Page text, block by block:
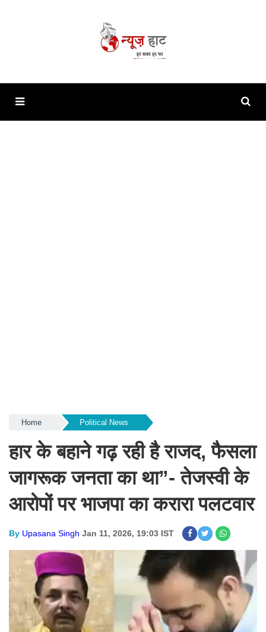
Home Political News
हार के बहाने गढ़ रही है राजद, फैसला
जागरूक जनता का था”- तेजस्वी के
आरोपों पर भाजपा का करारा पलटवार
By Upasana Singh Jan 11, 2026, 19:03 IST